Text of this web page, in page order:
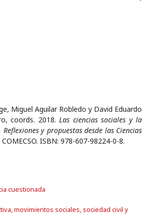
Miguel Aguilar Robledo y David Eduardo
coords. 2018. Las ciencias sociales y la
y propuestas desde las Ciencias
ISBN: 978-607-98224-0-8.
cuestionada
movimientos sociales, sociedad civil y